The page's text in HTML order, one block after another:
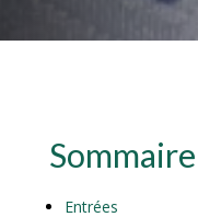
Sommaire
Entrées